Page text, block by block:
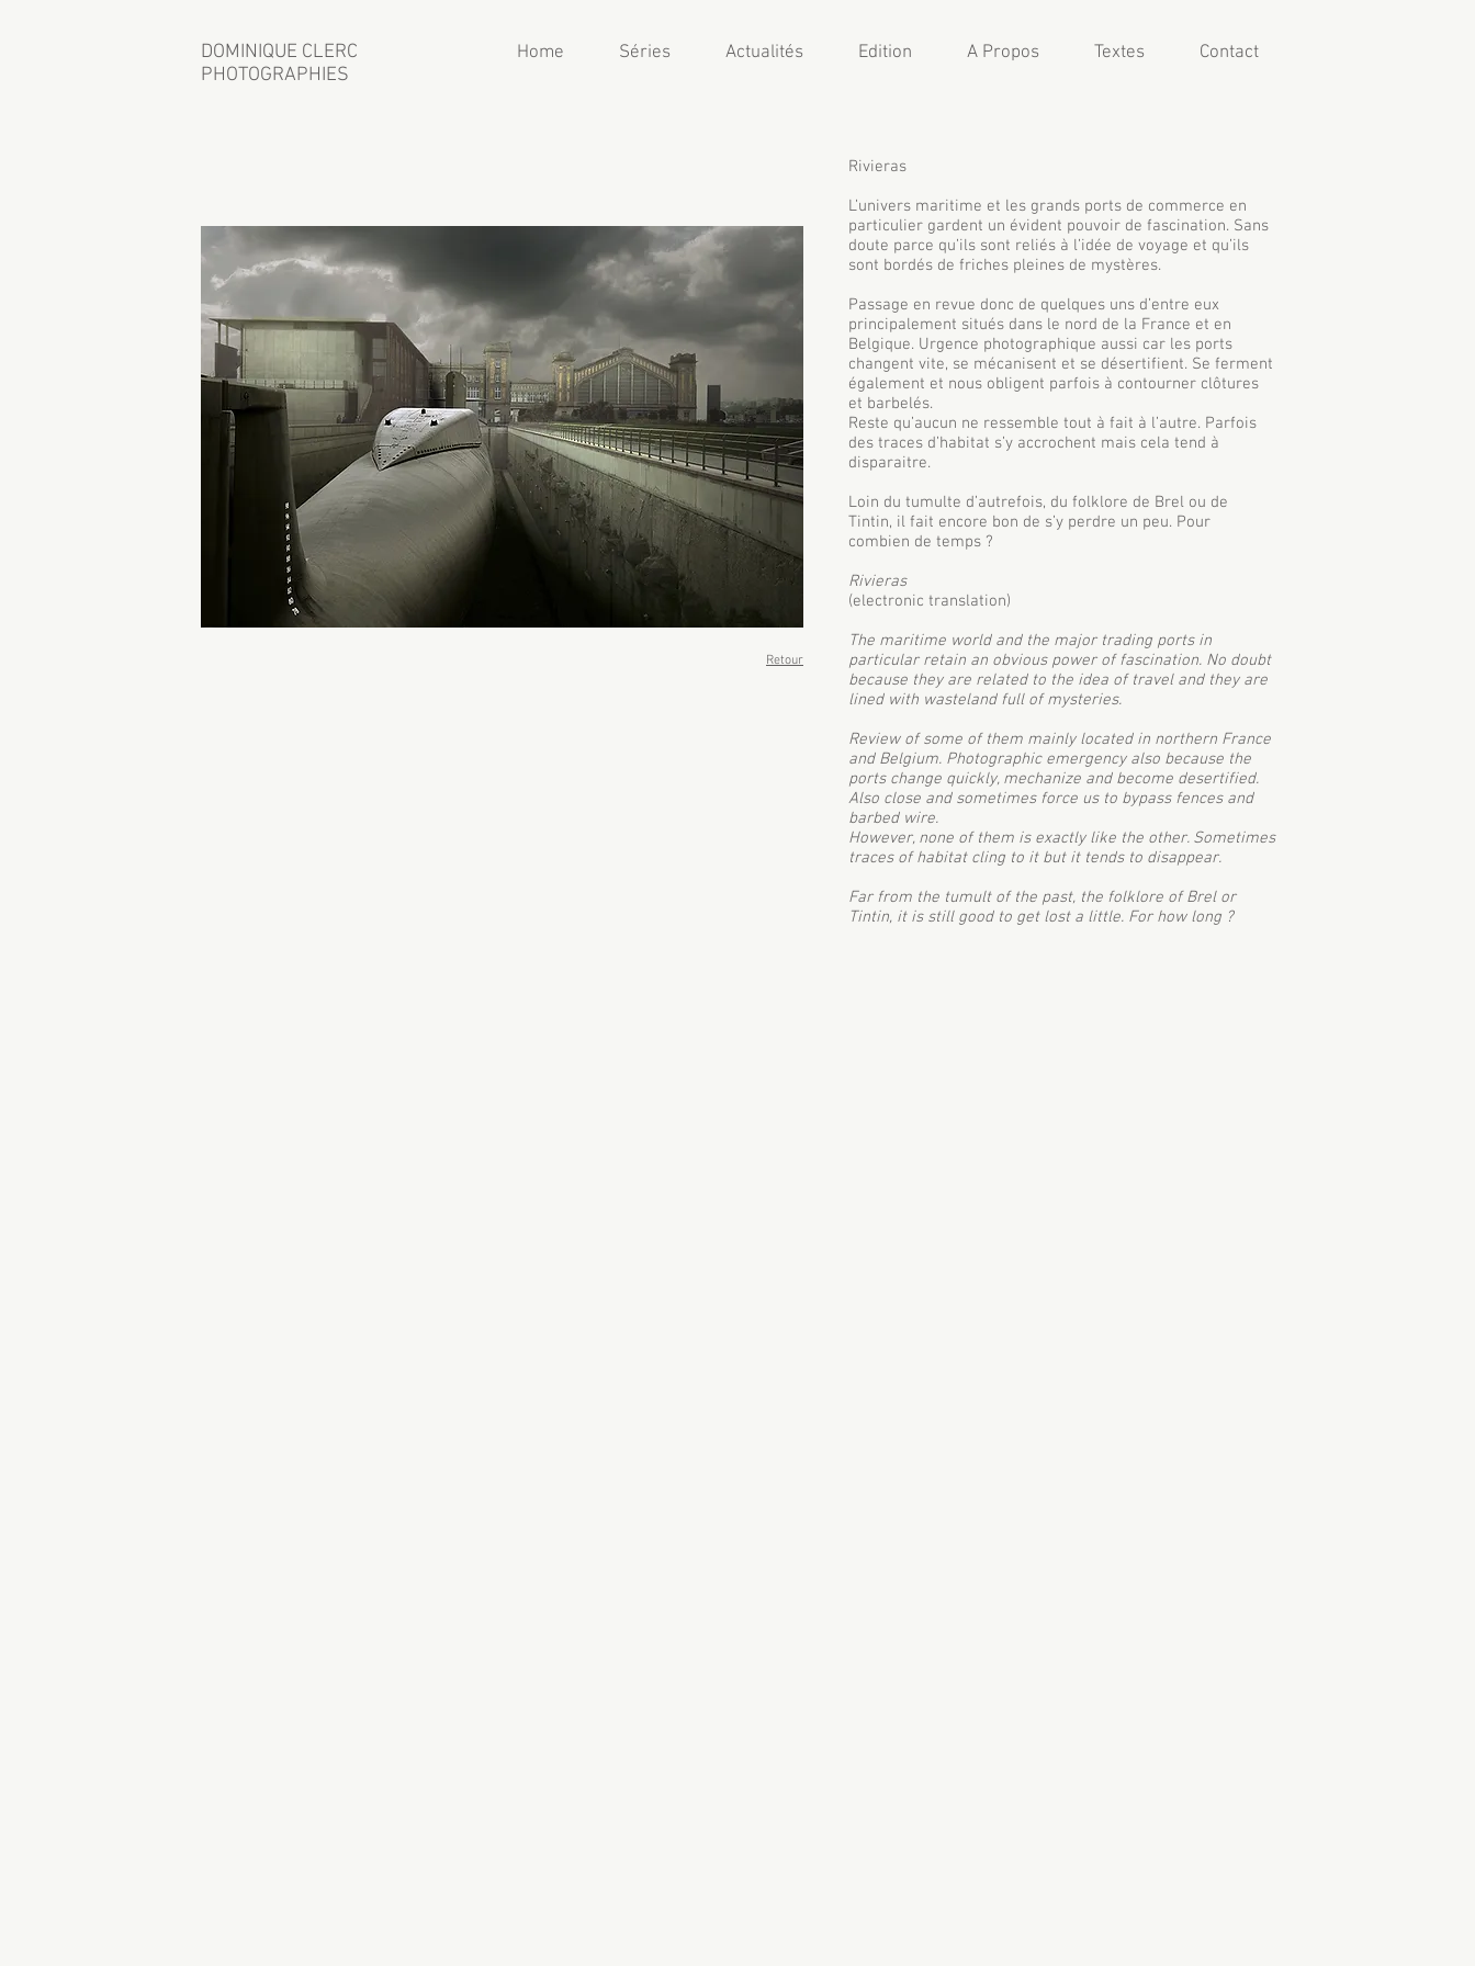
DOMINIQUE CLERC
PHOTOGRAPHIES
Home Séries Actualités Edition A Propos Textes Contact
Retour
Rivieras
L’univers maritime et les grands ports de commerce en
particulier gardent un évident pouvoir de fascination. Sans
doute parce qu’ils sont reliés à l’idée de voyage et qu’ils
sont bordés de friches pleines de mystères.
Passage en revue donc de quelques uns d’entre eux
principalement situés dans le nord de la France et en
Belgique. Urgence photographique aussi car les ports
changent vite, se mécanisent et se désertifient. Se ferment
également et nous obligent parfois à contourner clôtures
et barbelés.
Reste qu’aucun ne ressemble tout à fait à l’autre. Parfois
des traces d’habitat s’y accrochent mais cela tend à
disparaitre.
Loin du tumulte d’autrefois, du folklore de Brel ou de
Tintin, il fait encore bon de s’y perdre un peu. Pour
combien de temps ?
Rivieras
(electronic translation)
The maritime world and the major trading ports in
particular retain an obvious power of fascination. No doubt
because they are related to the idea of travel and they are
lined with wasteland full of mysteries.
Review of some of them mainly located in northern France
and Belgium. Photographic emergency also because the
ports change quickly, mechanize and become desertified.
Also close and sometimes force us to bypass fences and
barbed wire.
However, none of them is exactly like the other. Sometimes
traces of habitat cling to it but it tends to disappear.
Far from the tumult of the past, the folklore of Brel or
Tintin, it is still good to get lost a little. For how long ?